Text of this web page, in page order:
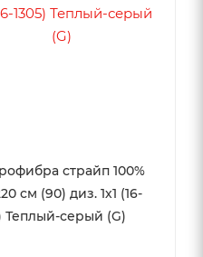
страйп 100%
см (90) диз. 1х1 (16-
Теплый-серый (G)